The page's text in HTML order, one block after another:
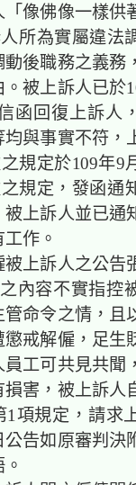
像佛像一樣供
所為實屬違法
後職務之義務
被上訴人已於
函回復上訴人
與事實不符，
規定於109年9
規定，發函通
上訴人並已通
作。
上訴人之公告
內容不實指控
命令之情，且
戒解僱，足生
工可共見共聞
損害，被上訴人
1項規定，請求
告如原審判決